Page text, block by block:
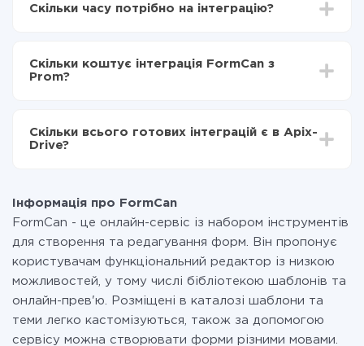
Вибираєте які дані передавати з FormCan в Prom
FormCan в Prom
Скільки часу потрібно на інтеграцію?
становити від 5-ти до 30-хвилин. У середньому
налаштування займає 10-15 хвилин.
Скільки коштує інтеграція FormCan з
Prom?
Ви оплачуєте лише кількість даних, які за фактом
передаються з однієї вашої системи в іншу через
при необхідності. Детальніше про
Скільки всього готових інтеграцій є в Apix-
Drive?
Інформація про FormCan
FormCan - це онлайн-сервіс із набором інструментів
для створення та редагування форм. Він пропонує
користувачам функціональний редактор із низкою
можливостей, у тому числі бібліотекою шаблонів та
онлайн-прев'ю. Розміщені в каталозі шаблони та
теми легко кастомізуються, також за допомогою
сервісу можна створювати форми різними мовами.